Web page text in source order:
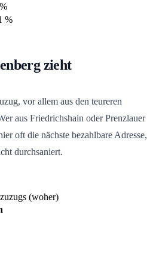
%
zieht
vor allem aus den teureren
aus Friedrichshain oder Prenzlauer
oft die nächste bezahlbare Adresse,
durchsaniert.
(woher)